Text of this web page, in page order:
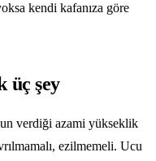
kendi kafanıza göre
üç şey
verdiği azami yükseklik
ezilmemeli. Ucu